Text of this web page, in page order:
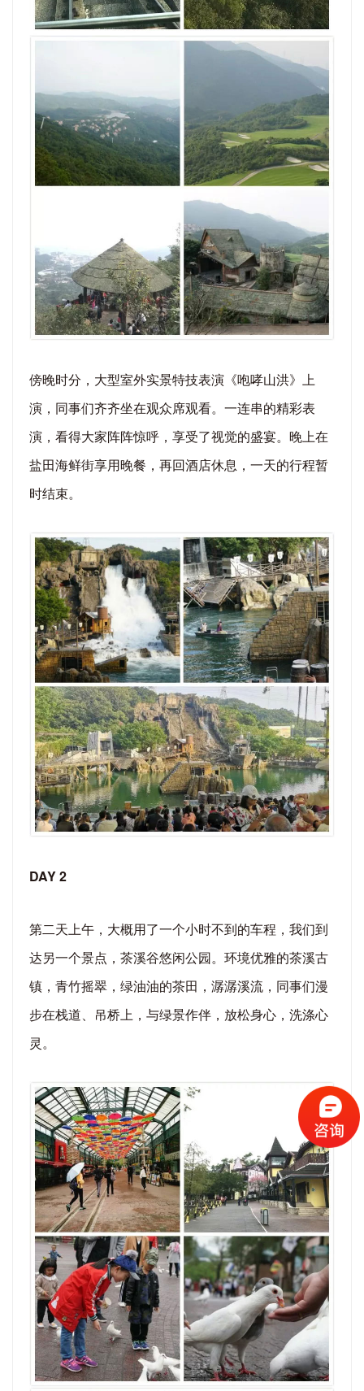
傍晚时分，大型室外实景特技表演《咆哮山洪》上
演，同事们齐齐坐在观众席观看。一连串的精彩表
演，看得大家阵阵惊呼，享受了视觉的盛宴。晚上在
盐田海鲜街享用晚餐，再回酒店休息，一天的行程暂
时结束。
DAY 2
第二天上午，大概用了一个小时不到的车程，我们到
达另一个景点，茶溪谷悠闲公园。环境优雅的茶溪古
镇，青竹摇翠，绿油油的茶田，潺潺溪流，同事们漫
步在栈道、吊桥上，与绿景作伴，放松身心，洗涤心
灵。